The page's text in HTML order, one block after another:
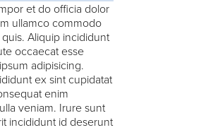
et do officia dolor
ullamco commodo
Aliquip incididunt
occaecat esse
adipisicing.
ex sint cupidatat
enim
veniam. Irure sunt
incididunt id deserunt